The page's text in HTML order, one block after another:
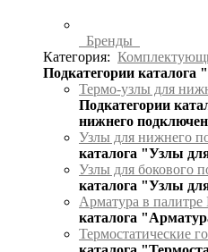
Бренды
Категория:
Подкатегории
Термо-узлы для
Подкатегории
нижнего
Узлы для нижнего
каталога "Узлы
Узлы для бокового
каталога "Узлы
Арматура в
каталога
Термостатические